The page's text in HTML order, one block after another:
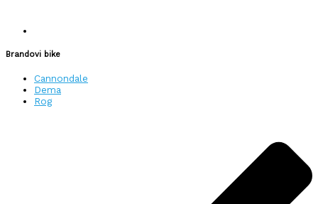
Brandovi bike
Cannondale
Dema
Rog